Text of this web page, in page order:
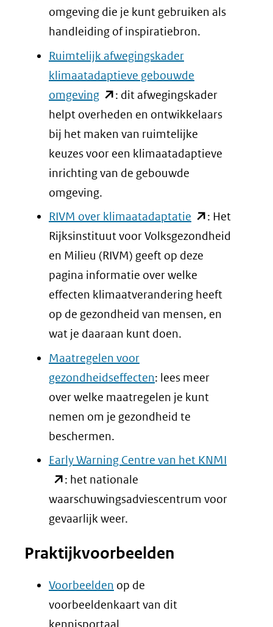
nieuw
venster)
(verwijst
naar
een
andere
website)
omgeving die je kunt gebruiken als
handleiding of inspiratiebron.
Ruimtelijk afwegingskader
klimaatadaptieve gebouwde
omgeving(opent
in
nieuw
venster)
(verwijst
naar
een
andere
website)
: dit afwegingskader
helpt overheden en ontwikkelaars
bij het maken van ruimtelijke
keuzes voor een klimaatadaptieve
inrichting van de gebouwde
omgeving.
RIVM over klimaatadaptatie (opent
in
nieuw
venster)
(verwijst
naar
website)
: Het
Rijksinstituut voor Volksgezondheid
en Milieu (RIVM) geeft op deze
pagina informatie over welke
effecten klimaatverandering heeft
op de gezondheid van mensen, en
wat je daaraan kunt doen.
Maatregelen voor
gezondheidseffecten: lees meer
over welke maatregelen je kunt
nemen om je gezondheid te
beschermen.
Early Warning Centre van het KNMI
nieuw
: het nationale
waarschuwingsadviescentrum voor
gevaarlijk weer.
Praktijkvoorbeelden
Voorbeelden op de
voorbeeldenkaart van dit